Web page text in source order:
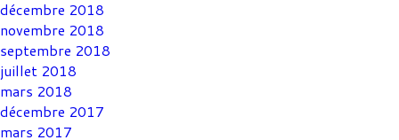
décembre 2018
novembre 2018
septembre 2018
juillet 2018
mars 2018
décembre 2017
mars 2017